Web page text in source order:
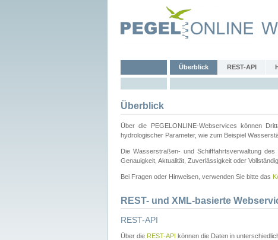
Überblick REST-API
Überblick
Über die PEGELONLINE-Webservices können
hydrologischer Parameter, wie zum Beispiel
Die Wasserstraßen- und Schifffahrtsverwaltung
Genauigkeit, Aktualität, Zuverlässigkeit oder
Bei Fragen oder Hinweisen, verwenden Sie bitte das
REST- und XML-basierte
REST-API
Über die REST-API können die Daten in